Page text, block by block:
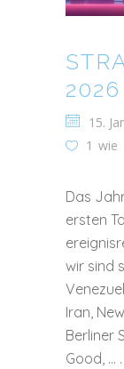
2026
15.
1 wie
Das
ersten
wir sind
Iran,
Berliner
Good, …